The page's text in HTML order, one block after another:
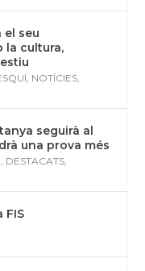
el seu
la cultura,
, NOTÍCIES,
seguirà al
una prova més
, DESTACATS,
FIS